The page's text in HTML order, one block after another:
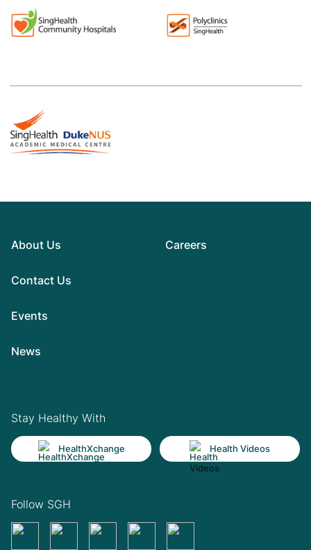
About Us
Contact Us
Events
News
Careers
Stay Healthy With
HealthXchange Health Videos
Follow SGH